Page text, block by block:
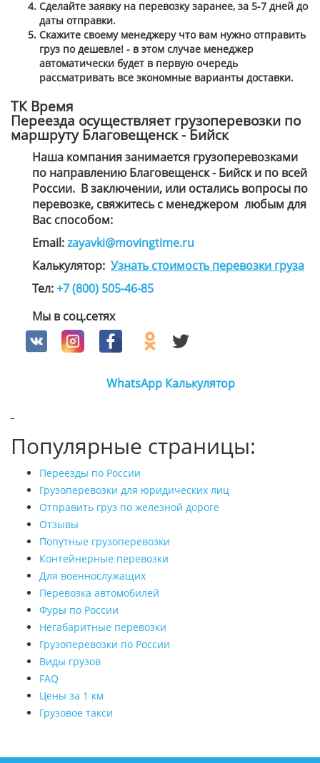
Сделайте заявку на перевозку заранее, за 5-7 дней до
даты отправки.
Скажите своему менеджеру что вам нужно отправить
груз по дешевле! - в этом случае менеджер
автоматически будет в первую очередь
рассматривать все экономные варианты доставки.
ТК Время
Переезда осуществляет грузоперевозки по
маршруту Благовещенск - Бийск
Наша компания занимается грузоперевозками
по направлению Благовещенск - Бийск и по всей
России. В заключении, или остались вопросы по
перевозке, свяжитесь с менеджером любым для
Вас способом:
Email:zayavki@movingtime.ru
Калькулятор: Узнать стоимость перевозки груза
Тел:+7 (800) 505-46-85
Мы в соц.сетях
WhatsApp Калькулятор
Популярные страницы:
Переезды по России
Грузоперевозки для юридических лиц
Отправить груз по железной дороге
Отзывы
Попутные грузоперевозки
Контейнерные перевозки
Для военнослужащих
Перевозка автомобилей
Фуры по России
Негабаритные перевозки
Грузоперевозки по России
Виды грузов
FAQ
Цены за 1 км
Грузовое такси